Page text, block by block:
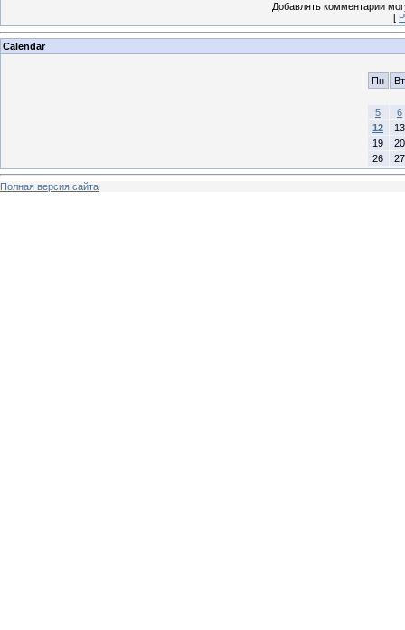
Добавлять комментарии
[
Calendar
Пн Вт
5
6
12
13
19
20
26
27
Полная версия сайта